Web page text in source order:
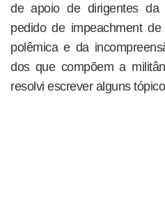
de apoio de dirigentes
pedido de impeachment
polêmica e da
dos que compõem a
resolvi escrever alguns